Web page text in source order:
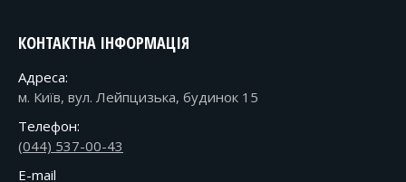
КОНТАКТНА ІНФОРМАЦІЯ
Адреса:
м. Київ, вул. Лейпцизька, будинок 15
Телефон:
(044) 537-00-43
E-mail